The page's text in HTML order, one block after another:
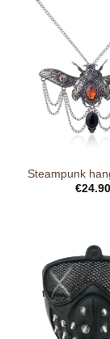
Steampunk
€24.90